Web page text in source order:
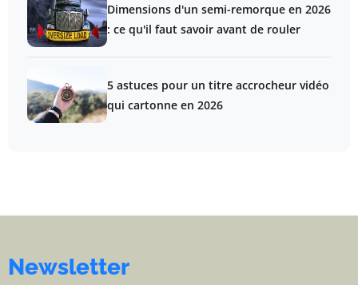
Dimensions d'un semi-remorque en 2026
: ce qu'il faut savoir avant de rouler
5 astuces pour un titre accrocheur vidéo
qui cartonne en 2026
Newsletter